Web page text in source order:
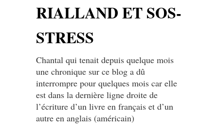
RIALLAND ET SOS-
STRESS
Chantal qui tenait depuis quelque mois
une chronique sur ce blog a dû
interrompre pour quelques mois car elle
est dans la dernière ligne droite de
l’écriture d’un livre en français et d’un
autre en anglais (américain)